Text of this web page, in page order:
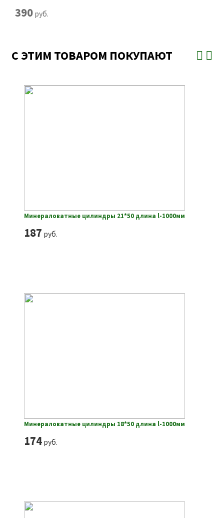
390руб.
С ЭТИМ ТОВАРОМ ПОКУПАЮТ
Минераловатные цилиндры 21*50 длина l-1000мм
187 руб.
Минераловатные цилиндры 18*50 длина l-1000мм
174руб.